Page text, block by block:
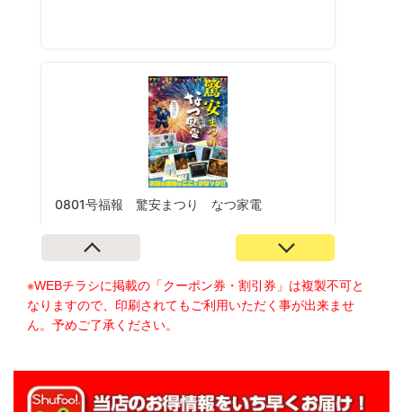
※WEBチラシに掲載の「クーポン券・割引券」は複製不可と
なりますので、印刷されてもご利用いただく事が出来ませ
ん。予めご了承ください。